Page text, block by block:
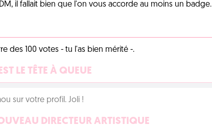
il fallait bien que l'on vous accorde au moins un badge.
des 100 votes - tu l'as bien mérité -.
LE TÊTE À QUEUE
sur votre profil. Joli !
DIRECTEUR ARTISTIQUE